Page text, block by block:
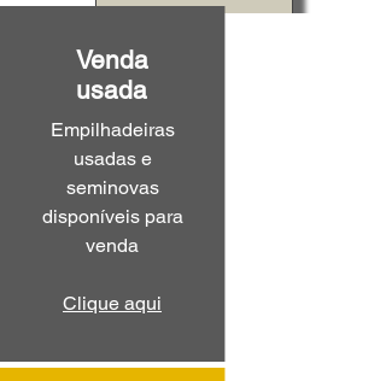
Venda
usada
Empilhadeiras
usadas e
seminovas
disponíveis para
venda
Clique aqui